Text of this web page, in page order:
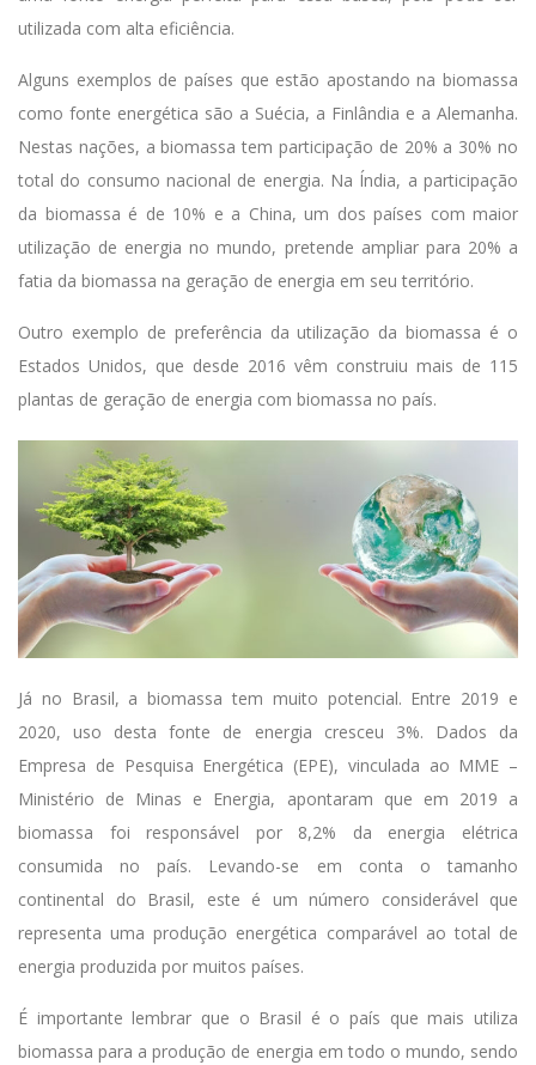
utilizada com alta eficiência.
Alguns exemplos de países que estão apostando na biomassa
como fonte energética são a Suécia, a Finlândia e a Alemanha.
Nestas nações, a biomassa tem participação de 20% a 30% no
total do consumo nacional de energia. Na Índia, a participação
da biomassa é de 10% e a China, um dos países com maior
utilização de energia no mundo, pretende ampliar para 20% a
fatia da biomassa na geração de energia em seu território.
Outro exemplo de preferência da utilização da biomassa é o
Estados Unidos, que desde 2016 vêm construiu mais de 115
plantas de geração de energia com biomassa no país.
Já no Brasil, a biomassa tem muito potencial. Entre 2019 e
2020, uso desta fonte de energia cresceu 3%. Dados da
Empresa de Pesquisa Energética (EPE), vinculada ao MME –
Ministério de Minas e Energia, apontaram que em 2019 a
biomassa foi responsável por 8,2% da energia elétrica
consumida no país. Levando-se em conta o tamanho
continental do Brasil, este é um número considerável que
representa uma produção energética comparável ao total de
energia produzida por muitos países.
É importante lembrar que o Brasil é o país que mais utiliza
biomassa para a produção de energia em todo o mundo, sendo